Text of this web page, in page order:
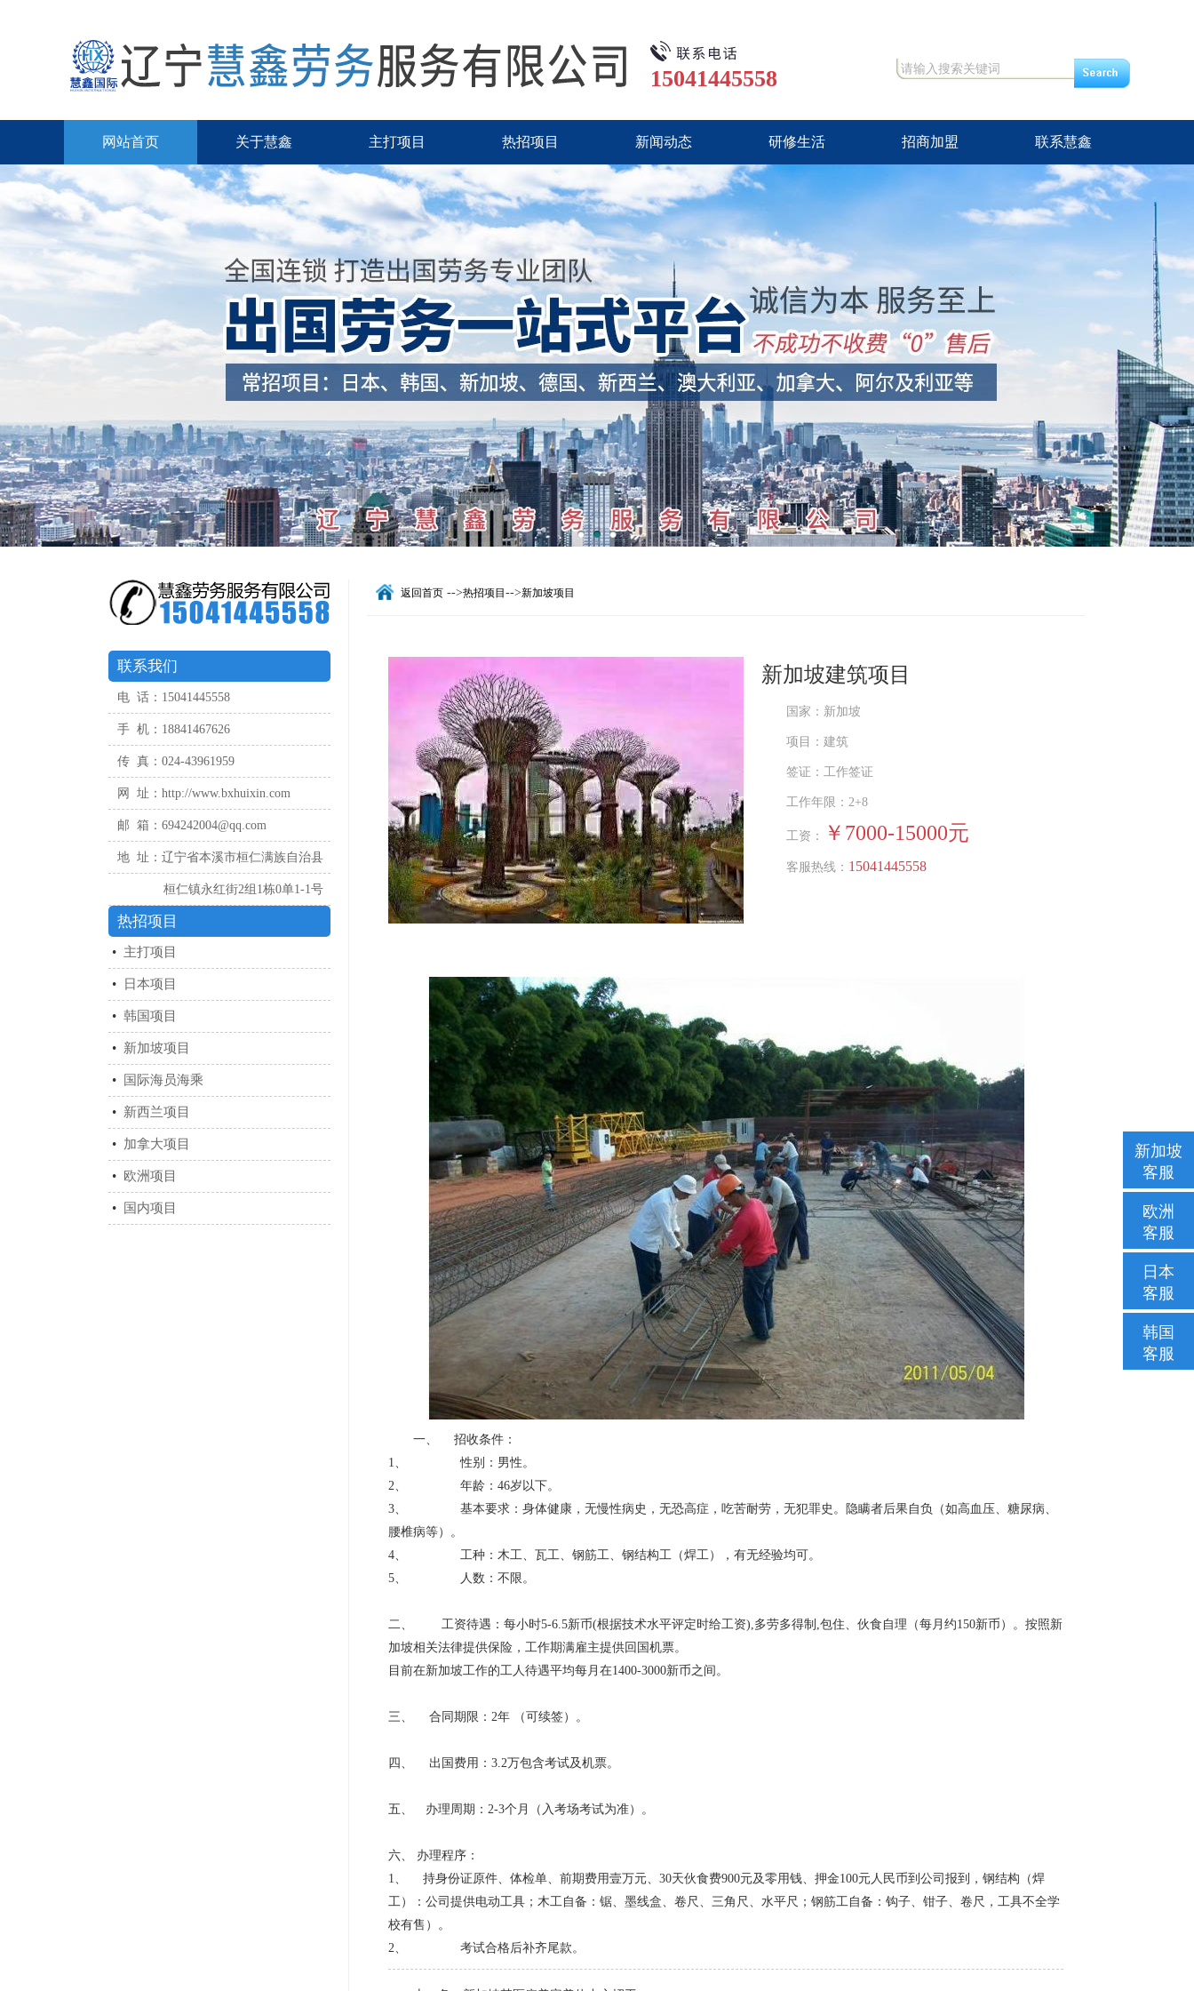
15041445558
网站首页 关于慧鑫 主打项目 热招项目 新闻动态 研修生活 招商加盟 联系慧鑫
联系我们
电 话：15041445558
手 机：18841467626
传 真：024-43961959
网 址：http://www.bxhuixin.com
邮 箱：694242004@qq.com
地 址：辽宁省本溪市桓仁满族自治县
桓仁镇永红街2组1栋0单1-1号
热招项目
• 主打项目
• 日本项目
• 韩国项目
• 新加坡项目
• 国际海员海乘
• 新西兰项目
• 加拿大项目
• 欧洲项目
• 国内项目
返回首页 -->热招项目 -->新加坡项目
新加坡建筑项目
国家：新加坡
项目：建筑
签证：工作签证
工作年限：2+8
工资： ￥7000-15000元
客服热线： 15041445558
一、 招收条件：
1、 性别：男性。
2、 年龄：46岁以下。
3、 基本要求：身体健康，无慢性病史，无恐高症，吃苦耐劳，无犯罪史。隐瞒者后果自负（如高血压、糖尿病、
腰椎病等）。
4、 工种：木工、瓦工、钢筋工、钢结构工（焊工），有无经验均可。
5、 人数：不限。
二、 工资待遇：每小时5-6.5新币(根据技术水平评定时给工资),多劳多得制,包住、伙食自理（每月约150新币）。按照新
加坡相关法律提供保险，工作期满雇主提供回国机票。
目前在新加坡工作的工人待遇平均每月在1400-3000新币之间。
三、 合同期限：2年 （可续签）。
四、 出国费用：3.2万包含考试及机票。
五、 办理周期：2-3个月（入考场考试为准）。
六、 办理程序：
1、 持身份证原件、体检单、前期费用壹万元、30天伙食费900元及零用钱、押金100元人民币到公司报到，钢结构（焊
工）：公司提供电动工具；木工自备：锯、墨线盒、卷尺、三角尺、水平尺；钢筋工自备：钩子、钳子、卷尺，工具不全学
校有售）。
2、 考试合格后补齐尾款。
新加坡
客服
欧洲
客服
日本
客服
韩国
客服